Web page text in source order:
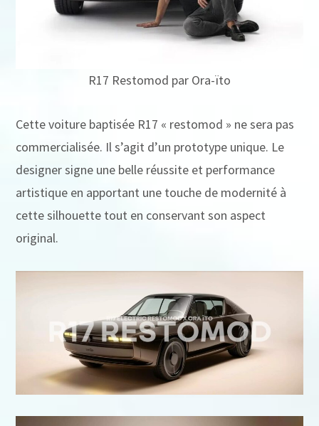
R17 Restomod par Ora-ïto
Cette voiture baptisée R17 « restomod » ne sera pas
commercialisée. Il s’agit d’un prototype unique. Le
designer signe une belle réussite et performance
artistique en apportant une touche de modernité à
cette silhouette tout en conservant son aspect
original.